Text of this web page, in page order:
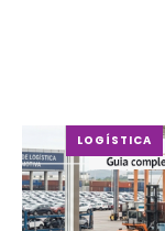
LOGÍSTICA